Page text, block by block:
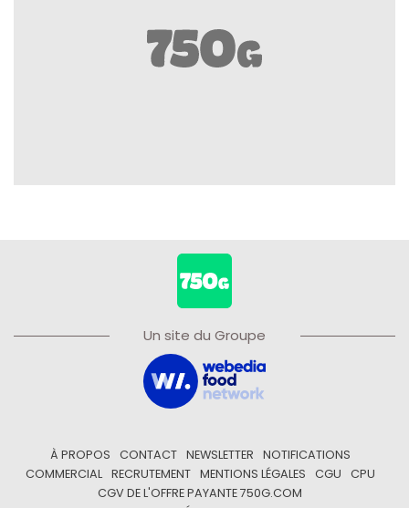
Un site du Groupe
À PROPOS CONTACT NEWSLETTER
NOTIFICATIONS
COMMERCIAL
RECRUTEMENT MENTIONS LÉGALES CGU
CPU
CGV DE L'OFFRE PAYANTE 750G.COM